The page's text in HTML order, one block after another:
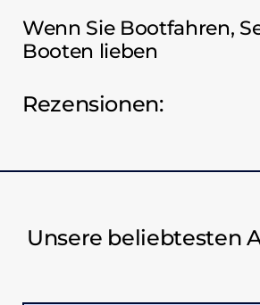
Wenn Sie Bootfahren,
Booten lieben
Rezensionen:
Unsere beliebtesten